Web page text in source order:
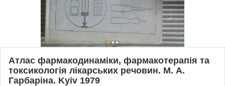
Атлас фармакодинаміки, фармакотерапія та
токсикологія лікарських речовин. М. А.
Гарбаріна. Kyiv 1979